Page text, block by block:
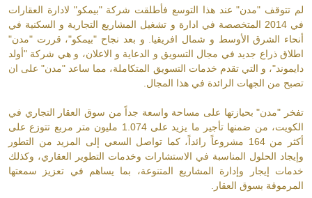
لم تتوقف "مدن" عند هذا التوسع فأطلقت شركة "بيمكو" لادارة العقارات
في 2014 المتخصصة في ادارة و تشغيل المشاريع التجارية و السكنية في
أنحاء الشرق الأوسط و شمال افريقيا. و بعد نجاح "بيمكو"، قررت "مدن"
اطلاق ذراع جديد في مجال التسويق و الدعاية و الاعلان، و هي شركة "أولد
دايموند"، و التي تقدم خدمات التسويق المتكاملة، مما ساعد "مدن" على ان
تصبح من الجهات الرائدة في هذا المجال.
تفخر "مدن" بحيازتها على مساحة واسعة جداً من سوق العقار التجاري في
الكويت، من ضمنها تأجير ما يزيد على 1.074 مليون متر مربع تتوزع على
أكثر من 164 مشروعاً رائداً، كما تواصل السعي إلى المزيد من التطور
وإيجاد الحلول المناسبة في الاستشارات وخدمات التطوير العقاري، وكذلك
خدمات إيجار وإدارة المشاريع المتنوعة، بما يساهم في تعزيز سمعتها
المرموقة بسوق العقار.